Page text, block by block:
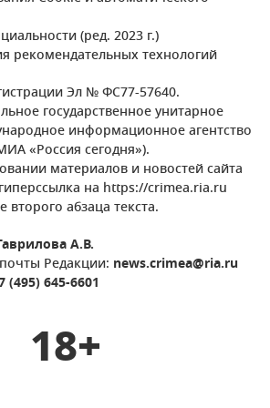
(ред. 2023 г.)
рекомендательных технологий
Эл № ФС77-57640.
государственное унитарное
информационное агентство
«Россия сегодня»).
материалов и новостей сайта
на https://crimea.ria.ru
второго абзаца текста.
А.В.
Редакции: news.crimea@ria.ru
(495) 645-6601
18+